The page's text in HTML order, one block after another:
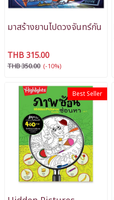
มาสร้างยานไปดวงจันทร์กัน
THB 315.00
THB 350.00 (-10%)
Best Seller